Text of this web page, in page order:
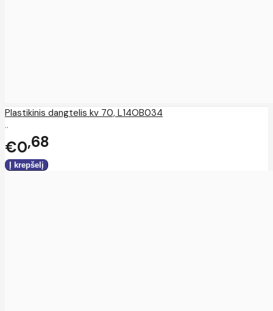
Plastikinis dangtelis kv 70, L14OB034
..
€0 68